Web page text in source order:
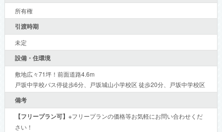
所有権
引渡時期
未定
設備・住環境
敷地広々71坪！前面道路4.6m
戸坂中学校バス停徒歩6分、戸坂城山小学校区 徒歩20分、戸坂中学校区
備考
【フリープラン可】 ※フリープランの価格等お気軽にお問い合わせくだ
さい！